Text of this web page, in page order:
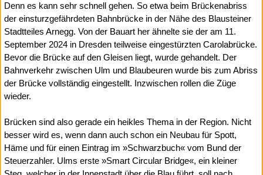
Denn es kann sehr schnell gehen. So etwa beim Brückenabriss
der einsturzgefährdeten Bahnbrücke in der Nähe des Blausteiner
Stadtteiles Arnegg. Von der Bauart her ähnelte sie der am 11.
September 2024 in Dresden teilweise eingestürzten Carolabrücke.
Bevor die Brücke auf den Gleisen liegt, wurde gehandelt. Der
Bahnverkehr zwischen Ulm und Blaubeuren wurde bis zum Abriss
der Brücke vollständig eingestellt. Inzwischen rollen die Züge
wieder.
Brücken sind also gerade ein heikles Thema in der Region. Nicht
besser wird es, wenn dann auch schon ein Neubau für Spott,
Häme und für einen Eintrag im »Schwarzbuch« vom Bund der
Steuerzahler. Ulms erste »Smart Circular Bridge«, ein kleiner